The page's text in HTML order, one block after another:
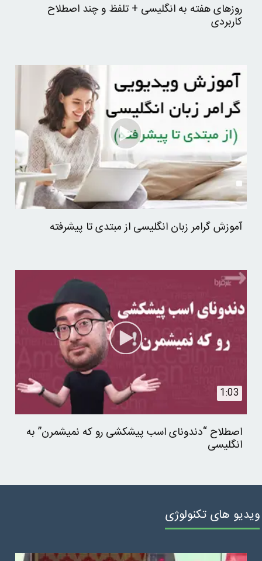
روزهای هفته به انگلیسی + تلفظ و چند اصطلاح
کاربردی
آموزش گرامر زبان انگلیسی از مبتدی تا پیشرفته
1:03
اصطلاح “دندونای اسب پیشکشی رو که نمیشمرن” به
انگلیسی
ویدیو های تکنولوژی